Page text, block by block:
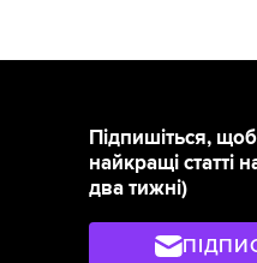
Підпишіться,
найкращі статті
два тижні)